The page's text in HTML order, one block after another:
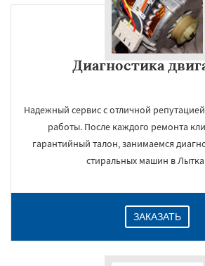
Диагностика
Надежный сервис с отличной
работы. После каждого ремонта
гарантийный талон, занимаемся
стиральных машин в
ЗАКАЗАТЬ